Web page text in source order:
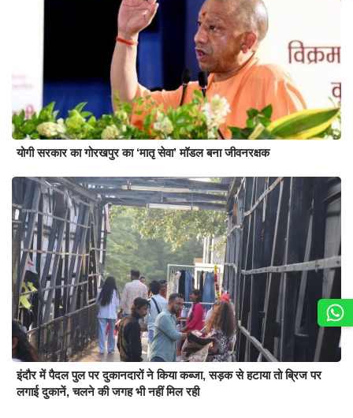
योगी सरकार का गोरखपुर का ‘मातृ सेवा’ मॉडल बना जीवनरक्षक
इंदौर में पैदल पुल पर दुकानदारों ने किया कब्जा, सड़क से हटाया तो ब्रिज पर
लगाई दुकानें, चलने की जगह भी नहीं मिल रही